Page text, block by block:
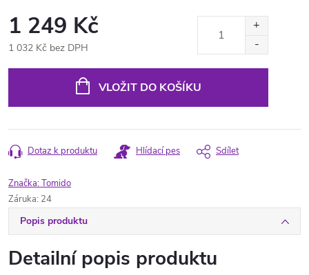
1 249 Kč
1 032 Kč bez DPH
VLOŽIT DO KOŠÍKU
Dotaz k produktu Hlídací pes Sdílet
Značka:Tomido
Záruka: 24
Popis produktu
Detailní popis produktu